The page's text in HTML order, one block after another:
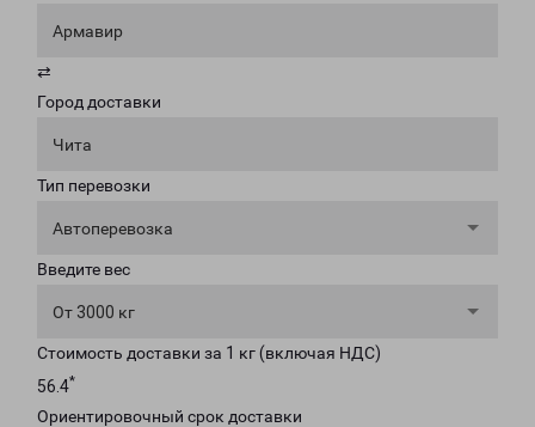
Армавир
⇄
Город доставки
Чита
Тип перевозки
Автоперевозка
Введите вес
От 3000 кг
Стоимость доставки за 1 кг (включая НДС)
56.4*
Ориентировочный срок доставки